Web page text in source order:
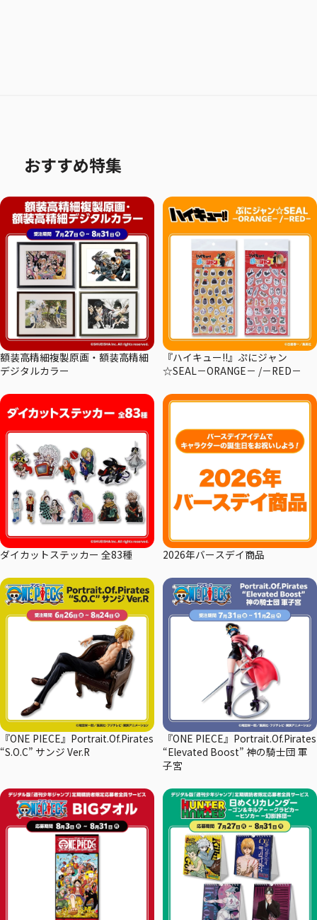
おすすめ特集
額装高精細複製原画・額装高精細
デジタルカラー
『ハイキュー!!』ぷにジャン
☆SEAL－ORANGE－ /－RED－
ダイカットステッカー 全83種 2026年バースデイ商品
『ONE PIECE』Portrait.Of.Pirates
“S.O.C” サンジ Ver.R
『ONE PIECE』Portrait.Of.Pirates
“Elevated Boost” 神の騎士団 軍
子宮